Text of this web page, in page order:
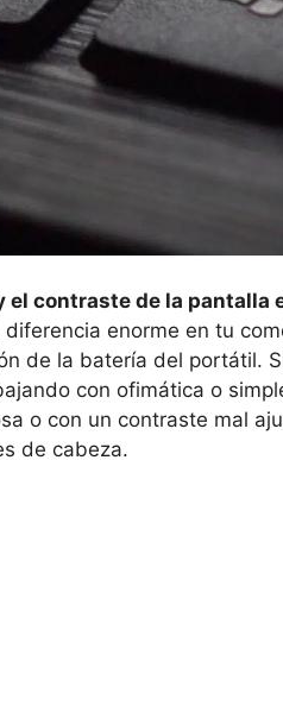
el contraste de la pantalla
diferencia enorme en tu
de la batería del portátil.
con ofimática o
o con un contraste mal
de cabeza.